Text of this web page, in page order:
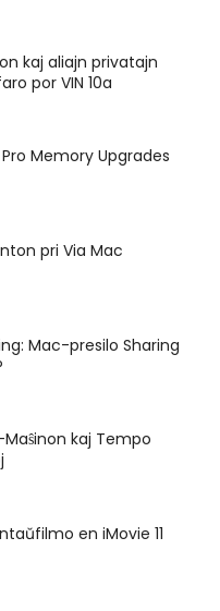
kaj aliajn privatajn
por VIN 10a
Memory Upgrades
pri Via Mac
Mac-presilo Sharing
kaj Tempo
en iMovie 11